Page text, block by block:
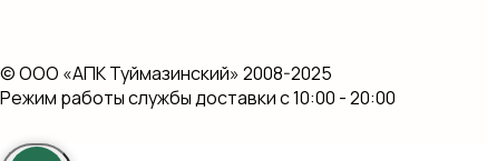
© ООО «АПК Туймазинский» 2008-2025
Режим работы службы доставки с 10:00 - 20:00